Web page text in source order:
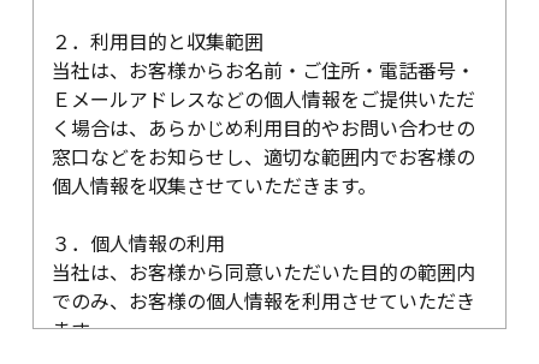
２．利用目的と収集範囲
当社は、お客様からお名前・ご住所・電話番号・
Ｅメールアドレスなどの個人情報をご提供いただ
く場合は、あらかじめ利用目的やお問い合わせの
窓口などをお知らせし、適切な範囲内でお客様の
個人情報を収集させていただきます。
３．個人情報の利用
当社は、お客様から同意いただいた目的の範囲内
でのみ、お客様の個人情報を利用させていただき
ます。